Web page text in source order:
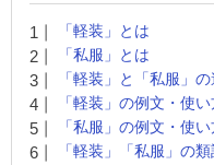
「軽装」とは
「私服」とは
「軽装」と「私服」
「軽装」の例文・使
「私服」の例文・使
「軽装」「私服」の